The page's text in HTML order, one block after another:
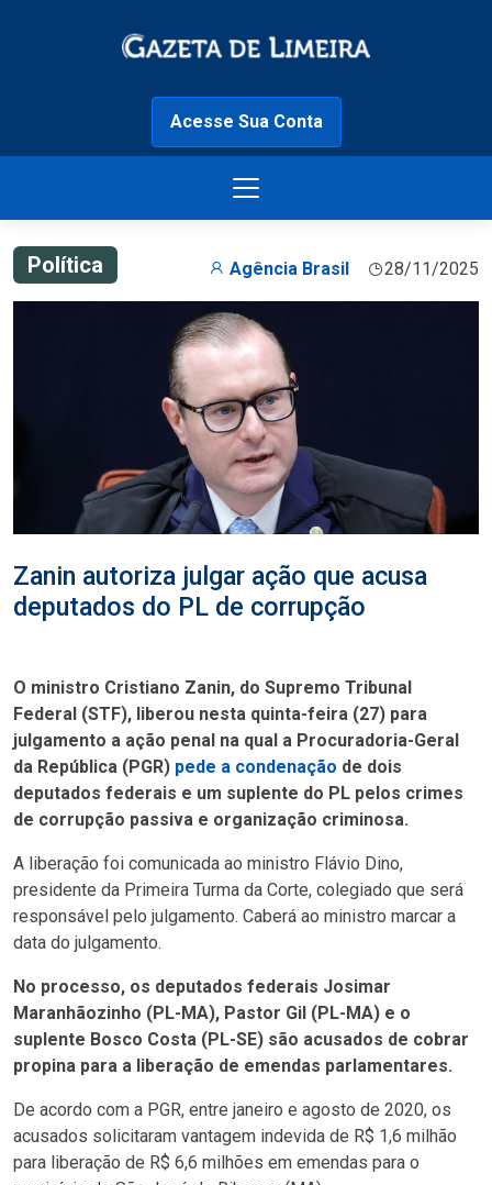
Acesse Sua Conta
Política Agência Brasil 28/11/2025
Zanin autoriza julgar ação que acusa
deputados do PL de corrupção
O ministro Cristiano Zanin, do Supremo Tribunal
Federal (STF), liberou nesta quinta-feira (27) para
julgamento a ação penal na qual a Procuradoria-Geral
da República (PGR) pede a condenação de dois
deputados federais e um suplente do PL pelos crimes
de corrupção passiva e organização criminosa.
A liberação foi comunicada ao ministro Flávio Dino,
presidente da Primeira Turma da Corte, colegiado que será
responsável pelo julgamento. Caberá ao ministro marcar a
data do julgamento.
No processo, os deputados federais Josimar
Maranhãozinho (PL-MA), Pastor Gil (PL-MA) e o
suplente Bosco Costa (PL-SE) são acusados de cobrar
propina para a liberação de emendas parlamentares.
De acordo com a PGR, entre janeiro e agosto de 2020, os
acusados solicitaram vantagem indevida de R$ 1,6 milhão
para liberação de R$ 6,6 milhões em emendas para o